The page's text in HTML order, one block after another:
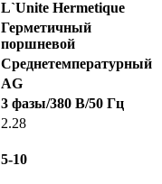
L`Unite Hermetique
Герметичный
поршневой
Среднетемпературный
AG
3 фазы/380 В/50 Гц
2.28
5-10